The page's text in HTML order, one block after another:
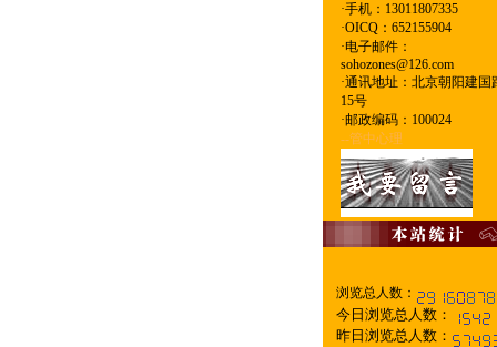
·手机：13011807335
·OICQ：652155904
·电子邮件：
sohozones@126.com
·通讯地址：北京朝阳建国
15号
·邮政编码：100024
--管中心理
浏览总人数：
今日浏览总人数：
昨日浏览总人数：